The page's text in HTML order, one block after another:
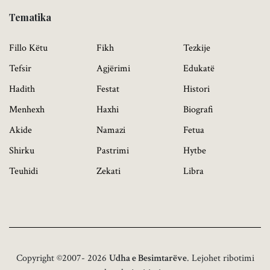
Tematika
Fillo Këtu
Tefsir
Hadith
Menhexh
Akide
Shirku
Teuhidi
Fikh
Agjërimi
Festat
Haxhi
Namazi
Pastrimi
Zekati
Tezkije
Edukatë
Histori
Biografi
Fetua
Hytbe
Libra
Copyright ©2007- 2026 Udha e Besimtarëve. Lejohet ribotimi